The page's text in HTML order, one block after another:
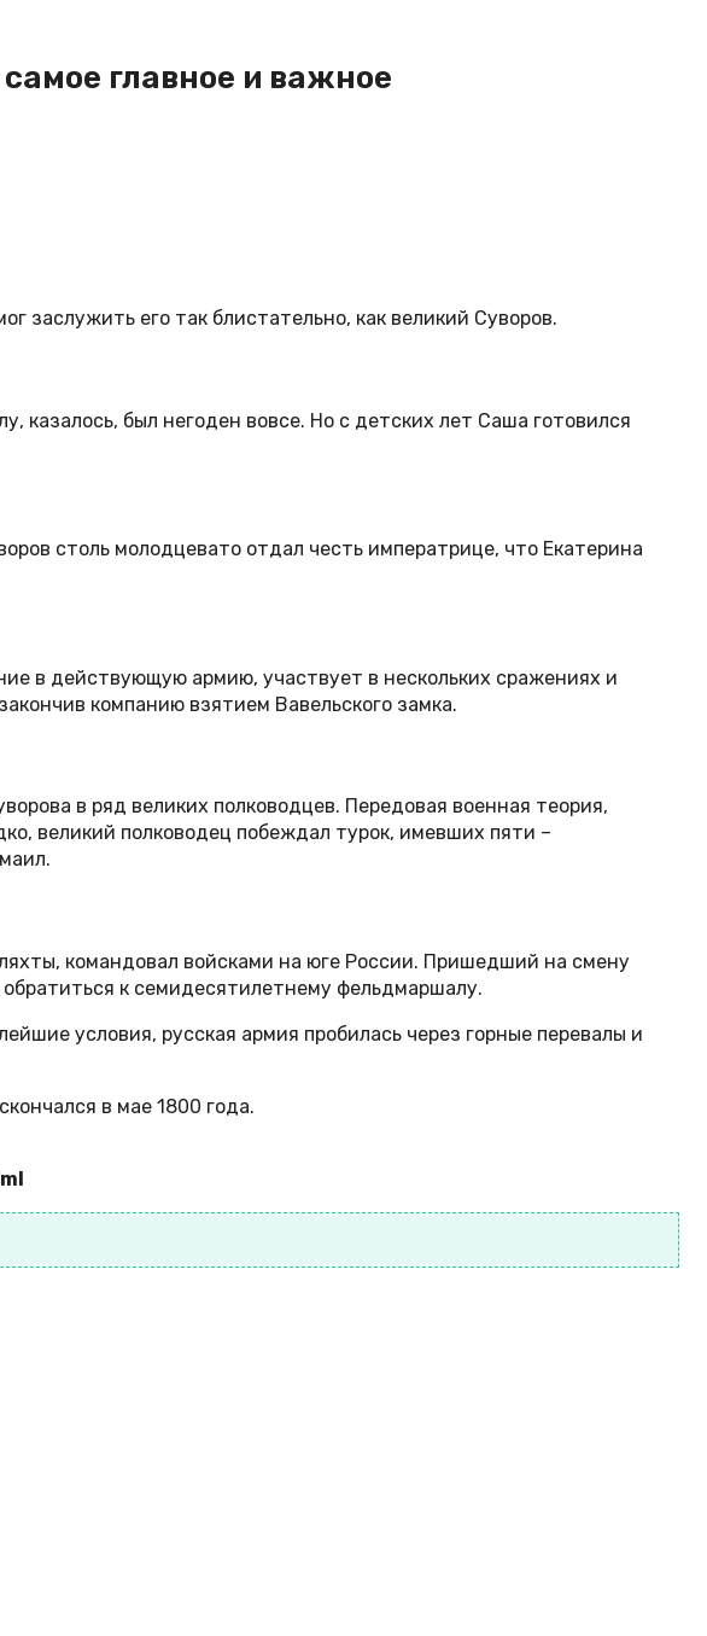
главное и важное
заслужить его так блистательно, как великий Суворов.
казалось, был негоден вовсе. Но с детских лет Саша готовился
столь молодцевато отдал честь императрице, что Екатерина
в действующую армию, участвует в нескольких сражениях и
компанию взятием Вавельского замка.
в ряд великих полководцев. Передовая военная теория,
великий полководец побеждал турок, имевших пяти –
командовал войсками на юге России. Пришедший на смену
к семидесятилетнему фельдмаршалу.
условия, русская армия пробилась через горные перевалы и
в мае 1800 года.